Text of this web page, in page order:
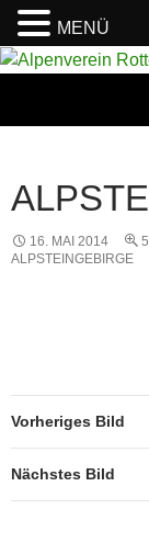
16. MAI 2014
ALPSTEINGEBIRGE
Vorheriges Bild
Nächstes Bild
MENÜ